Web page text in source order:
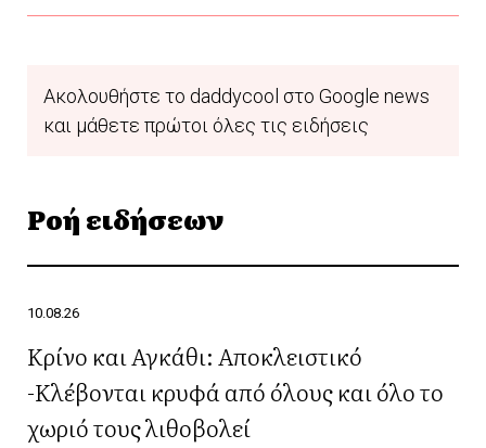
Ακολουθήστε το daddycool στο Google news
και μάθετε πρώτοι όλες τις ειδήσεις
Ροή ειδήσεων
10.08.26
Κρίνο και Αγκάθι: Aποκλειστικό
-Κλέβονται κρυφά από όλους και όλο το
χωριό τους λιθοβολεί